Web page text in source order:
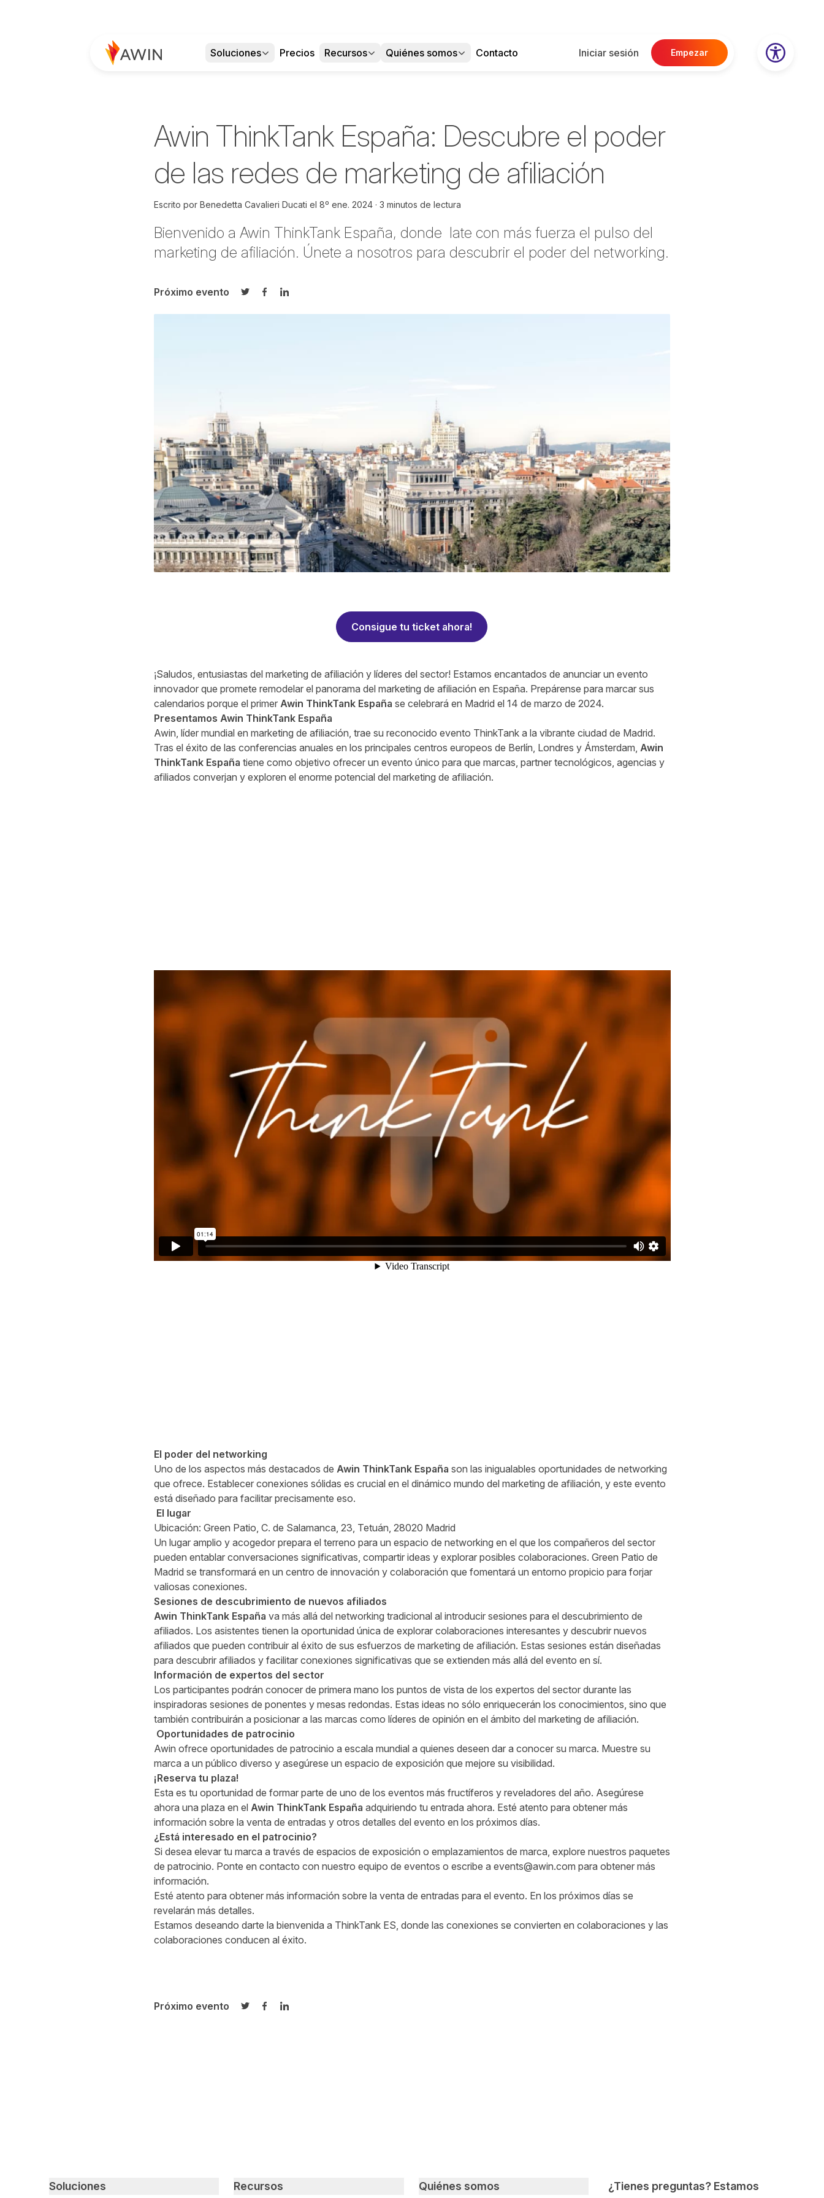
Soluciones Precios Recursos Quiénes somos Contacto Iniciar sesión Empezar
Awin ThinkTank España: Descubre el poder
de las redes de marketing de afiliación
Escrito por Benedetta Cavalieri Ducati el 8º ene. 2024 3 minutos de lectura
Bienvenido a Awin ThinkTank España, donde late con más fuerza el pulso del
marketing de afiliación. Únete a nosotros para descubrir el poder del networking.
Próximo evento
Compartir en Twitter
Compartir en Facebook
Compartir en LinkedIn
Consigue tu ticket ahora!
¡Saludos, entusiastas del marketing de afiliación y líderes del sector! Estamos encantados de anunciar un evento
innovador que promete remodelar el panorama del marketing de afiliación en España. Prepárense para marcar sus
calendarios porque el primer Awin ThinkTankEspaña se celebrará en Madrid el 14 de marzo de 2024.
Presentamos Awin ThinkTank España
Awin, líder mundial en marketing de afiliación, trae su reconocido evento ThinkTank a la vibrante ciudad de Madrid.
Tras el éxito de las conferencias anuales en los principales centros europeos de Berlín, Londres y Ámsterdam, Awin
ThinkTank España tiene como objetivo ofrecer un evento único para que marcas, partner tecnológicos, agencias y
afiliados converjan y exploren el enorme potencial del marketing de afiliación.
El poder del networking
Uno de los aspectos más destacados de Awin ThinkTank España son las inigualables oportunidades de networking
que ofrece. Establecer conexiones sólidas es crucial en el dinámico mundo del marketing de afiliación, y este evento
está diseñado para facilitar precisamente eso.
El lugar
Ubicación: Green Patio, C. de Salamanca, 23, Tetuán, 28020 Madrid
Un lugar amplio y acogedor prepara el terreno para un espacio de networking en el que los compañeros del sector
pueden entablar conversaciones significativas, compartir ideas y explorar posibles colaboraciones. Green Patio de
Madrid se transformará en un centro de innovación y colaboración que fomentará un entorno propicio para forjar
valiosas conexiones.
Sesiones de descubrimiento de nuevos afiliados
Awin ThinkTank España va más allá del networking tradicional al introducir sesiones para el descubrimiento de
afiliados. Los asistentes tienen la oportunidad única de explorar colaboraciones interesantes y descubrir nuevos
afiliados que pueden contribuir al éxito de sus esfuerzos de marketing de afiliación. Estas sesiones están diseñadas
para descubrir afiliados y facilitar conexiones significativas que se extienden más allá del evento en sí.
Información de expertos del sector
Los participantes podrán conocer de primera mano los puntos de vista de los expertos del sector durante las
inspiradoras sesiones de ponentes y mesas redondas. Estas ideas no sólo enriquecerán los conocimientos, sino que
también contribuirán a posicionar a las marcas como líderes de opinión en el ámbito del marketing de afiliación.
Oportunidades de patrocinio
Awin ofrece oportunidades de patrocinio a escala mundial a quienes deseen dar a conocer su marca. Muestre su
marca a un público diverso y asegúrese un espacio de exposición que mejore su visibilidad.
¡Reserva tu plaza!
Esta es tu oportunidad de formar parte de uno de los eventos más fructíferos y reveladores del año. Asegúrese
ahora una plaza en el Awin ThinkTank España adquiriendo tu entrada ahora. Esté atento para obtener más
información sobre la venta de entradas y otros detalles del evento en los próximos días.
¿Está interesado en el patrocinio?
Si desea elevar tu marca a través de espacios de exposición o emplazamientos de marca, explore nuestros paquetes
de patrocinio. Ponte en contacto con nuestro equipo de eventos o escribe a events@awin.com para obtener más
información.
Esté atento para obtener más información sobre la venta de entradas para el evento. En los próximos días se
revelarán más detalles.
Estamos deseando darte la bienvenida a ThinkTank ES, donde las conexiones se convierten en colaboraciones y las
colaboraciones conducen al éxito.
Próximo evento
Compartir en Twitter
Compartir en Facebook
Compartir en LinkedIn
¿Tienes preguntas? Estamos
Primary footer navigation
Soluciones Recursos Quiénes somos